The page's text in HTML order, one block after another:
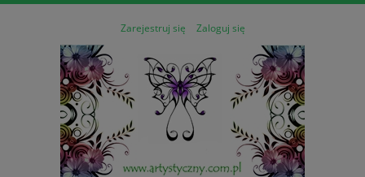
Zarejestruj się Zaloguj się